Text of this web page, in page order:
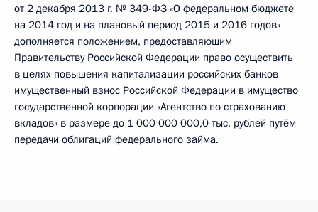
от 2 декабря 2013 г. № 349-ФЗ «О федеральном бюджете
на 2014 год и на плановый период 2015 и 2016 годов»
дополняется положением, предоставляющим
Правительству Российской Федерации право осуществить
в целях повышения капитализации российских банков
имущественный взнос Российской Федерации в имущество
государственной корпорации «Агентство по страхованию
вкладов» в размере до 1 000 000 000,0 тыс. рублей путём
передачи облигаций федерального займа.